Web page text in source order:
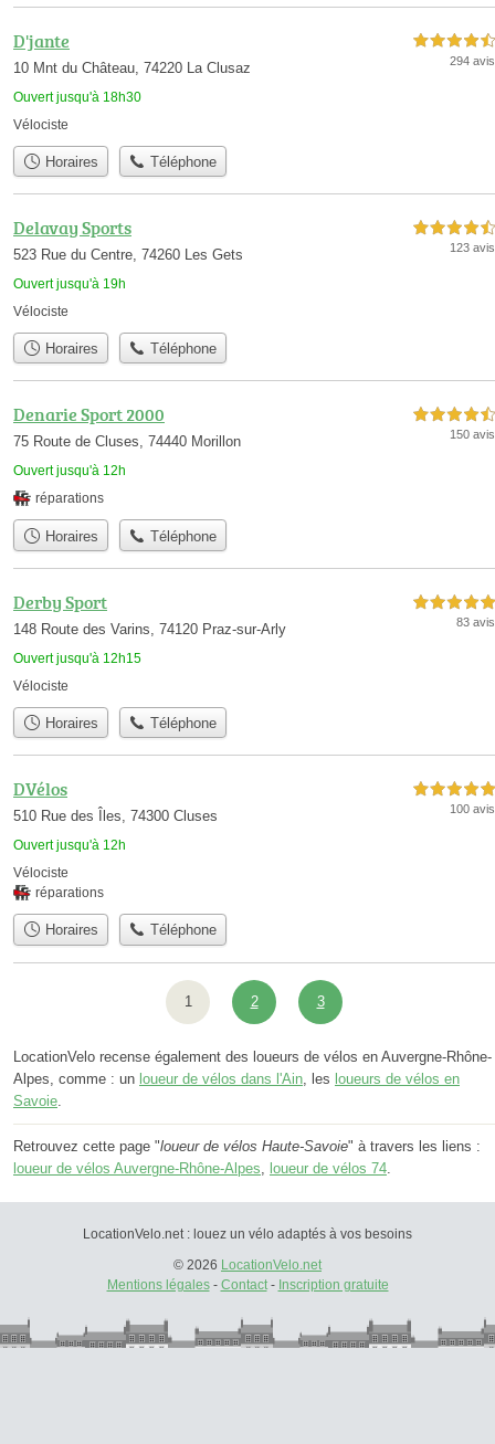
D'jante
10 Mnt du Château, 74220 La Clusaz
Ouvert jusqu'à 18h30
4,5 étoiles sur 5
294 avis
Vélociste
Horaires Téléphone
Delavay Sports
523 Rue du Centre, 74260 Les Gets
Ouvert jusqu'à 19h
4,5 étoiles sur 5
123 avis
Vélociste
Horaires Téléphone
Denarie Sport 2000
75 Route de Cluses, 74440 Morillon
Ouvert jusqu'à 12h
4,5 étoiles sur 5
150 avis
réparations
Horaires Téléphone
Derby Sport
148 Route des Varins, 74120 Praz-sur-Arly
Ouvert jusqu'à 12h15
5,0 étoiles sur 5
83 avis
Vélociste
Horaires Téléphone
DVélos
510 Rue des Îles, 74300 Cluses
Ouvert jusqu'à 12h
5,0 étoiles sur 5
100 avis
Vélociste
réparations
Horaires Téléphone
1 2 3
LocationVelo recense également des loueurs de vélos en Auvergne-Rhône-
Alpes, comme : un loueur de vélos dans l'Ain , les loueurs de vélos en
Savoie
Retrouvez cette page "loueur de vélos Haute-Savoie" à travers les liens :
loueur de vélos Auvergne-Rhône-Alpes
loueur de vélos 74
LocationVelo.net : louez un vélo adaptés à vos besoins
© 2026 LocationVelo.net
Mentions légales- Contact- Inscription gratuite